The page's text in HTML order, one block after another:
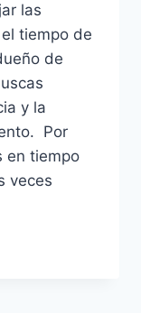
las
tiempo de
de
y la
Por
en tiempo
veces